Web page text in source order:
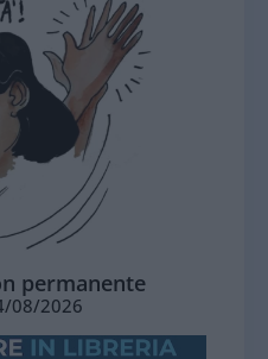
permanente
08/2026